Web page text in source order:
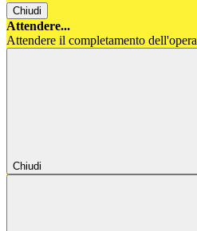
Chiudi
Attendere...
Attendere il completamento
Chiudi